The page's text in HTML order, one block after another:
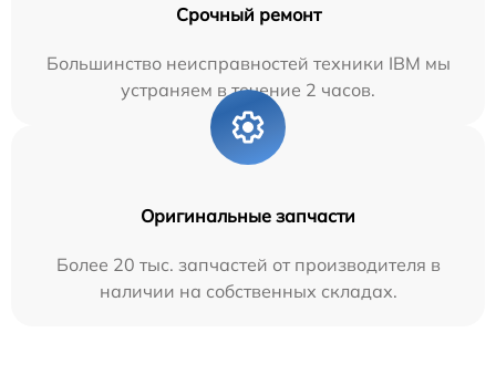
Срочный ремонт
Большинство неисправностей техники IBM мы
устраняем в течение 2 часов.
Оригинальные запчасти
Более 20 тыс. запчастей от производителя в
наличии на собственных складах.